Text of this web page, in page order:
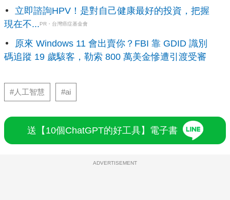
立即諮詢HPV！是對自己健康最好的投資，把握
現在不...PR・台灣癌症基金會
原來 Windows 11 會出賣你？FBI 靠 GDID 識別
碼追蹤 19 歲駭客，勒索 800 萬美金慘遭引渡受審
#人工智慧 #ai
送【10個ChatGPT的好工具】電子書
ADVERTISEMENT